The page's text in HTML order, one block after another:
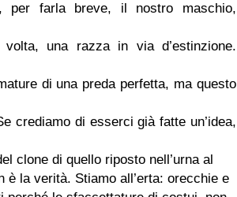
per farla breve, il nostro maschio,
una razza in via d’estinzione.
di una preda perfetta, ma questo
crediamo di esserci già fatte un’idea,
clone di quello riposto nell’urna al
è la verità. Stiamo all’erta: orecchie e